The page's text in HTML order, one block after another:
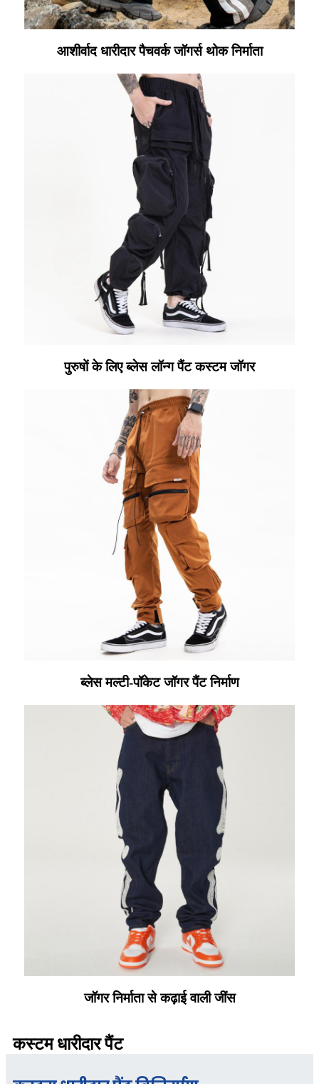
आशीर्वाद धारीदार पैचवर्क जॉगर्स थोक निर्माता
पुरुषों के लिए ब्लेस लॉन्ग पैंट कस्टम जॉगर
ब्लेस मल्टी-पॉकेट जॉगर पैंट निर्माण
जॉगर निर्माता से कढ़ाई वाली जींस
कस्टम धारीदार पैंट